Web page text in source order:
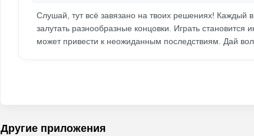
Слушай, тут всё завязано на твоих решениях!
залутать разнообразные концовки. Играть
может привести к неожиданным последствиям. Дай
Другие приложения